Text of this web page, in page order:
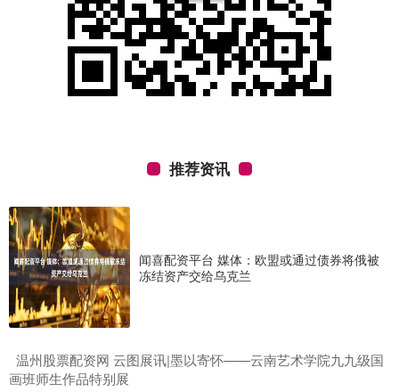
推荐资讯
闻喜配资平台 媒体：欧盟或通过债券将俄被
冻结资产交给乌克兰
​温州股票配资网 云图展讯|墨以寄怀——云南艺术学院九九级国
画班师生作品特别展